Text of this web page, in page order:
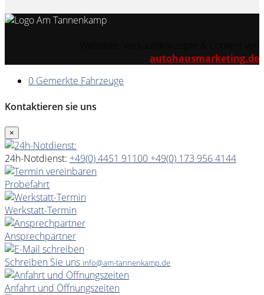
autohausmarketing.de
0 Gemerkte Fahrzeuge
Kontaktieren sie uns
×
24h-Notdienst: +49(0) 4451 91100 +49(0) 173 956 4144
Probefahrt
Werkstatt-Termin
Ansprechpartner
Schreiben Sie uns info@am-tannenkamp.de
Anfahrt und Öffnungszeiten